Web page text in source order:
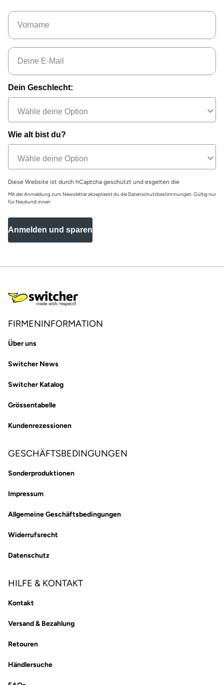
Name
Email
Dein Geschlecht:
Wie alt bist du?
Diese Website ist durch hCaptcha geschützt und esgelten die
Mit der Anmeldung zum Newsletter akzeptierst du die Datenschutzbestimmungen. Gültig nur
für Neukund:innen
Anmelden und sparen
FIRMENINFORMATION
Über uns
Switcher News
Switcher Katalog
Grössentabelle
Kundenrezessionen
GESCHÄFTSBEDINGUNGEN
Sonderproduktionen
Impressum
Allgemeine Geschäftsbedingungen
Widerrufsrecht
Datenschutz
HILFE & KONTAKT
Kontakt
Versand & Bezahlung
Retouren
Händlersuche